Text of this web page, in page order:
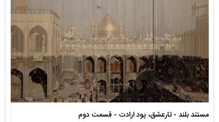
مستند بلند - تارعشق، پود ارادت - قسمت دوم